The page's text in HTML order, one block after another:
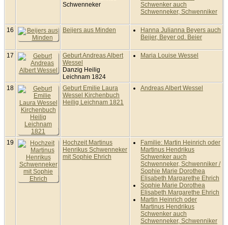
Schwenneker
Schwenker auch
Schwenneker, Schwenniker
16 Beijers aus Minden
Hanna Julianna Beyers auch
Beijer, Beyer od. Beier
17
Geburt Andreas Albert
Wessel
Danzig Heilig
Leichnam 1824
Maria Louise Wessel
18
Geburt Emilie Laura
Wessel Kirchenbuch
Heilig Leichnam 1821
Andreas Albert Wessel
19
Hochzeit Martinus
Henrikus Schwenneker
mit Sophie Ehrich
Familie: Martin Heinrich oder
Martinus Hendrikus
Schwenker auch
Schwenneker, Schwenniker /
Sophie Marie Dorothea
Elisabeth Margarethe Ehrich
Sophie Marie Dorothea
Elisabeth Margarethe Ehrich
Martin Heinrich oder
Martinus Hendrikus
Schwenker auch
Schwenneker, Schwenniker